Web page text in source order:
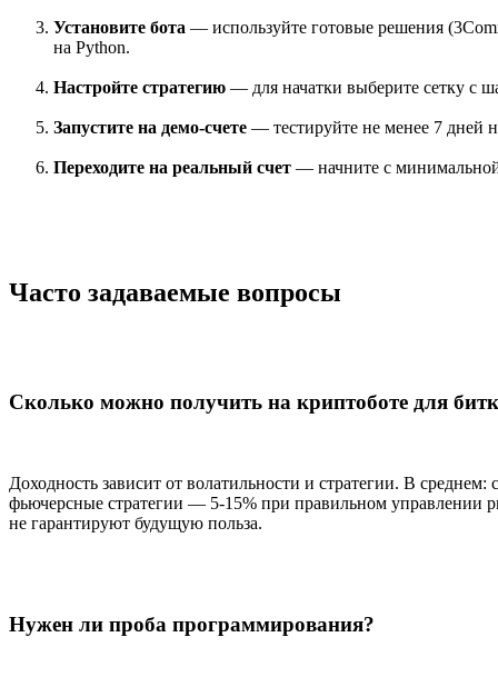
Установите бота — используйте готовые решения
на Python.
Настройте стратегию — для начатки выберите сетку с
Запустите на демо-счете — тестируйте не менее 7 дней
Переходите на реальный счет — начните с
Часто задаваемые вопросы
Сколько можно получить на криптоботе для
Доходность зависит от волатильности и стратегии. В среднем:
фьючерсные стратегии — 5-15% при правильном управлении
не гарантируют будущую польза.
Нужен ли проба программирования?